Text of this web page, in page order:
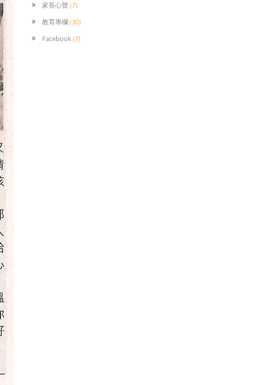
家長心聲 (7)
教育專欄(30)
Facebook(7)